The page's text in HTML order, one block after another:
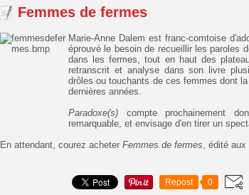
Femmes de fermes
Marie-Anne Dalem est franc-comtoise
éprouvé le besoin de recueillir les paroles
dans les fermes, tout en haut des
retranscrit et analyse dans son livre
drôles ou touchants de ces femmes dont
dernières années.
Paradoxe(s)
compte prochainement
remarquable, et envisage d'en tirer un
En attendant, courez acheter Femmes de fermes , édité
Repost 0